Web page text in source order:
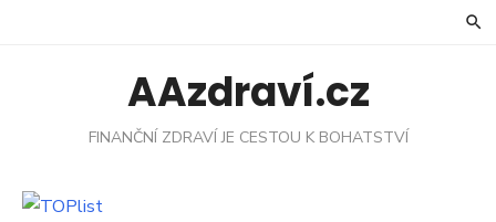
AAzdraví.cz
FINANČNÍ ZDRAVÍ JE CESTOU K BOHATSTVÍ